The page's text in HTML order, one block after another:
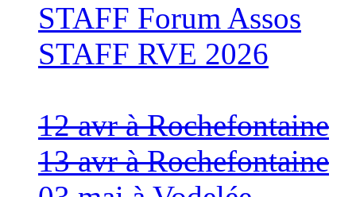
STAFF Forum Assos
STAFF RVE 2026
12 avr à Rochefontaine
13 avr à Rochefontaine